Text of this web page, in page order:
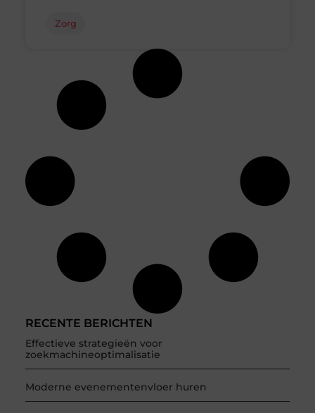
RECENTE BERICHTEN
Effectieve strategieën voor
zoekmachineoptimalisatie
Moderne evenementenvloer huren
Zorg